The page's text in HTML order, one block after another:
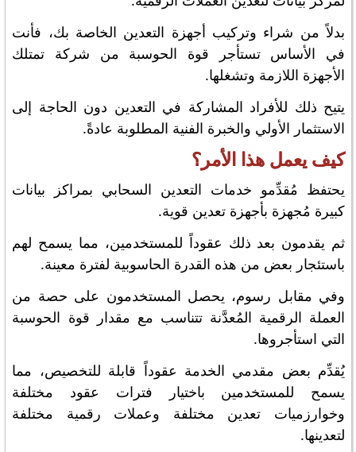
بدلاً من شراء وتركيب أجهزة التعدين الخاصة بك، فأنت
في الأساس تستأجر قوة الحوسبة من شركة تمتلك
الأجهزة اللازمة وتشغلها.
يتيح ذلك للأفراد المشاركة في التعدين دون الحاجة إلى
الاستثمار الأولي والخبرة الفنية المطلوبة عادةً.
كيف يعمل هذا الأمر؟
يحتفظ مُقدِّمو خدمات التعدين السحابي بمراكز بيانات
كبيرة مُجهزة بأجهزة تعدين قوية.
ثم يقدمون بعد ذلك عقوداً للمستخدمين، مما يسمح لهم
باستئجار بعض من هذه القدرة الحاسوبية لفترة معينة.
وفي مقابل رسوم، يحصل المستخدمون على حصة من
العملة الرقمية المُعدَّنة تتناسب مع مقدار قوة الحوسبة
التي استأجروها.
يُقدِّم بعض مقدمي الخدمة عقوداً قابلة للتخصيص، مما
يسمح للمستخدمين باختيار فترات عقود مختلفة
وخوارزميات تعدين مختلفة وعملات رقمية مختلفة
لتعدينها.